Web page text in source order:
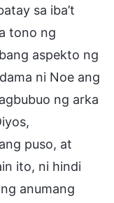
sa iba’t
tono ng
aspekto ng
ni Noe ang
ng arka
puso, at
ito, ni hindi
anumang